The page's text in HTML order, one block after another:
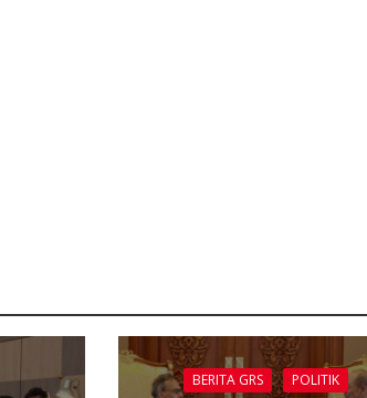
BERITA GRS POLITIK